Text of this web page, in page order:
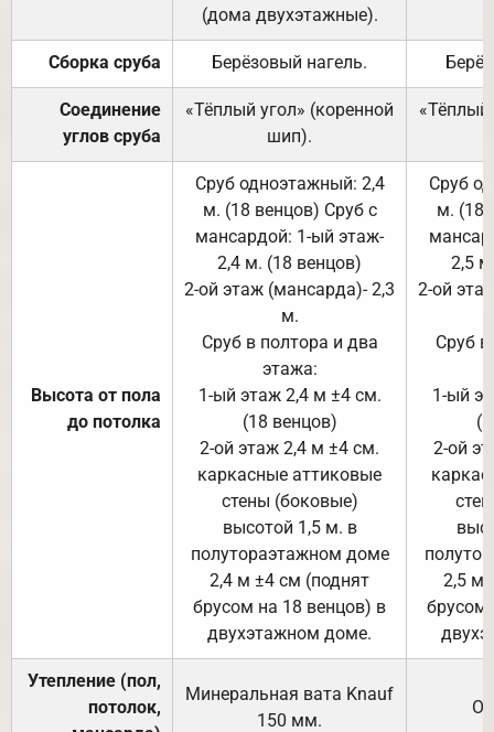
(дома двухэтажные).
Сборка сруба Берёзовый нагель.
Соединение
углов сруба
«Тёплый угол» (коренной
шип).
«Тёплый
Высота от пола
до потолка
Сруб одноэтажный: 2,4
м. (18 венцов) Сруб с
мансардой: 1-ый этаж-
2,4 м. (18 венцов)
2-ой этаж (мансарда)- 2,3
м.
Сруб в полтора и два
этажа:
1-ый этаж 2,4 м ±4 см.
(18 венцов)
2-ой этаж 2,4 м ±4 см.
каркасные аттиковые
стены (боковые)
высотой 1,5 м. в
полутораэтажном доме
2,4 м ±4 см (поднят
брусом на 18 венцов) в
двухэтажном доме.
Сруб
м. (18
2,5
2-ой
Сруб
1-ый
2-ой
2,5 м
брусом
Утепление (пол,
потолок,
Минеральная вата Knauf
150 мм.